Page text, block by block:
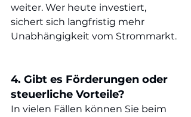
weiter. Wer heute investiert,
sichert sich langfristig mehr
Unabhängigkeit vom Strommarkt.
4. Gibt es Förderungen oder
steuerliche Vorteile?
In vielen Fällen können Sie beim